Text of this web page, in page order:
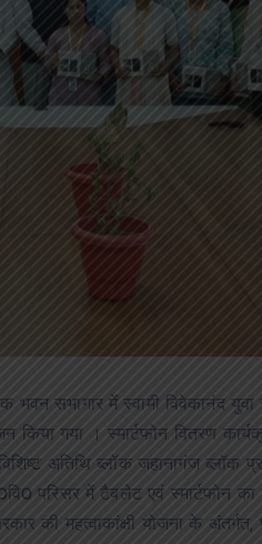
सभागार में स्वामी विवेकानंद
गया । स्मार्टफोन वितरण
अतिथि ब्लॉक जहानागंज
परिसर में टैबलेट एवं स्मार्टफोन का
की महत्वाकांक्षी योजना के
घायल